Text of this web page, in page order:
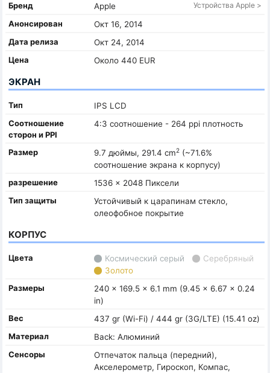
Бренд Apple Устройства Apple >
Анонсирован
Окт 16, 2014
Дата релиза
Окт 24, 2014
Цена
Около 440 EUR
ЭКРАН
Тип
IPS LCD
Соотношение
сторон и PPI
4:3 соотношение - 264 ppi плотность
Размер 9.7 дюймы, 291.4 cm2(~71.6%
соотношение экрана к корпусу)
разрешение
1536 x 2048 Пиксели
Тип защиты
Устойчивый к царапинам стекло,
олеофобное покрытие
КОРПУС
Цвета Космический серый
Серебряный
Золото
Размеры
240 x 169.5 x 6.1 mm (9.45 x 6.67 x 0.24
in)
Вес
437 gr (Wi-Fi) / 444 gr (3G/LTE) (15.41 oz)
Материал
Back: Алюминий
Сенсоры
Отпечаток пальца (передний),
Акселерометр, Гироскоп, Компас,